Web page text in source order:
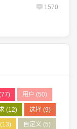
1570
用户 (50)
(12) 选择(9)
(13) 自定义 (5)